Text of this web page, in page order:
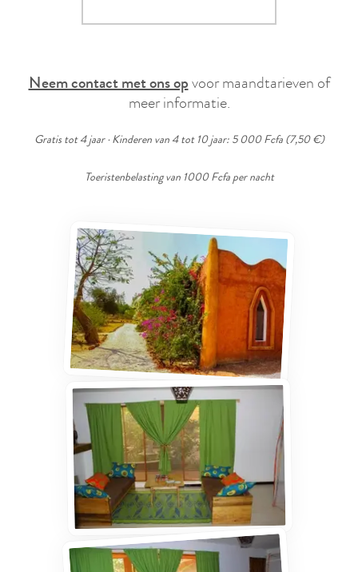
Neem contact met ons opvoor maandtarieven of
meer informatie.
Gratis tot 4 jaar · Kinderen van 4 tot 10 jaar: 5 000 Fcfa (7,50 €)
Toeristenbelasting van 1000 Fcfa per nacht